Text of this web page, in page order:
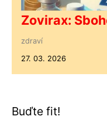
Zovirax:
zdraví
27. 03. 2026
Buďte fit!